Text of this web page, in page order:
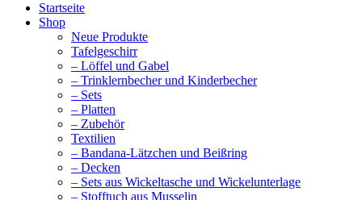
Startseite
Shop
Neue Produkte
Tafelgeschirr
– Löffel und Gabel
– Trinklernbecher und Kinderbecher
– Sets
– Platten
– Zubehör
Textilien
– Bandana-Lätzchen und Beißring
– Decken
– Sets aus Wickeltasche und Wickelunterlage
– Stofftuch aus Musselin